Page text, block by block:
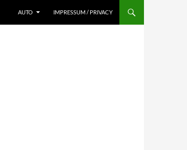
AUTO IMPRESSUM / PRIVACY